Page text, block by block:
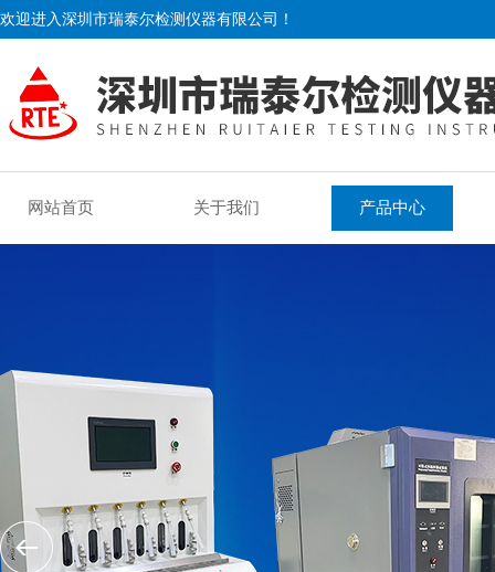
欢迎进入深圳市瑞泰尔检测仪器有限公司！
网站首页 关于我们 产品中心